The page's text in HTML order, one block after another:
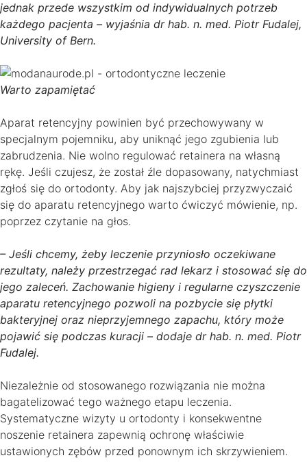
jednak przede wszystkim od indywidualnych potrzeb
każdego pacjenta – wyjaśnia dr hab. n. med. Piotr Fudalej,
University of Bern.
Warto zapamiętać
Aparat retencyjny powinien być przechowywany w
specjalnym pojemniku, aby uniknąć jego zgubienia lub
zabrudzenia. Nie wolno regulować retainera na własną
rękę. Jeśli czujesz, że został źle dopasowany, natychmiast
zgłoś się do ortodonty. Aby jak najszybciej przyzwyczaić
się do aparatu retencyjnego warto ćwiczyć mówienie, np.
poprzez czytanie na głos.
– Jeśli chcemy, żeby leczenie przyniosło oczekiwane
rezultaty, należy przestrzegać rad lekarz i stosować się do
jego zaleceń. Zachowanie higieny i regularne czyszczenie
aparatu retencyjnego pozwoli na pozbycie się płytki
bakteryjnej oraz nieprzyjemnego zapachu, który może
pojawić się podczas kuracji – dodaje dr hab. n. med. Piotr
Fudalej.
Niezależnie od stosowanego rozwiązania nie można
bagatelizować tego ważnego etapu leczenia.
Systematyczne wizyty u ortodonty i konsekwentne
noszenie retainera zapewnią ochronę właściwie
ustawionych zębów przed ponownym ich skrzywieniem.